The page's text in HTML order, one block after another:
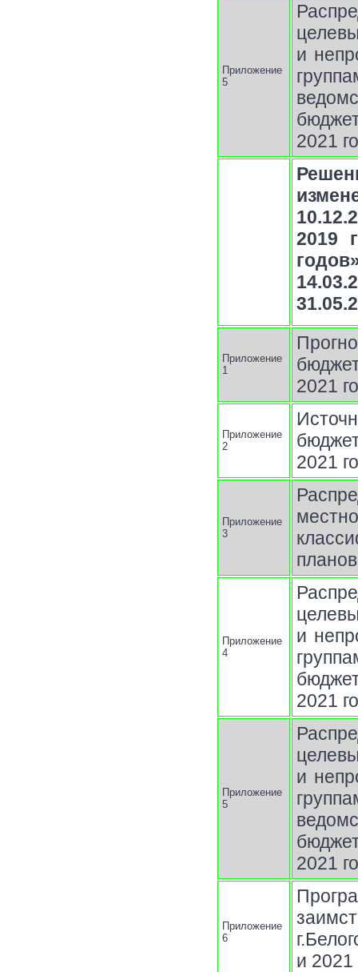
Приложение
5
и
2021
2019
Приложение
1
2021
Приложение
2
2021
Приложение
3
Приложение
4
и
2021
Приложение
5
и
2021
Приложение
6
и 2021